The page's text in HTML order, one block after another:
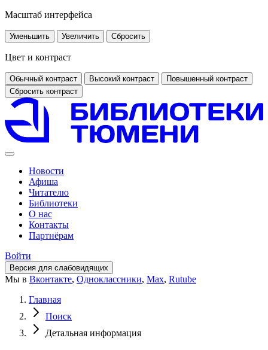
Масштаб интерфейса
Уменьшить Увеличить Сбросить
Цвет и контраст
Обычный контраст Высокий контраст
Повышенный контраст
Сбросить контраст
Новости
Афиша
Читателю
Библиотеки
О нас
Контакты
Партнёрам
Войти
Версия для слабовидящих
Мы в Вконтакте, Одноклассники, Max, Rutube
Главная
Поиск
Детальная информация